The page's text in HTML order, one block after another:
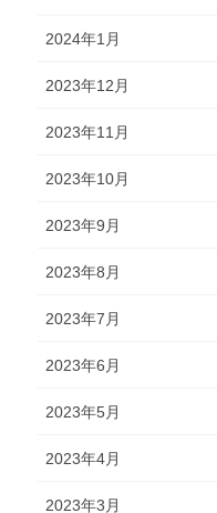
2024年1月
2023年12月
2023年11月
2023年10月
2023年9月
2023年8月
2023年7月
2023年6月
2023年5月
2023年4月
2023年3月